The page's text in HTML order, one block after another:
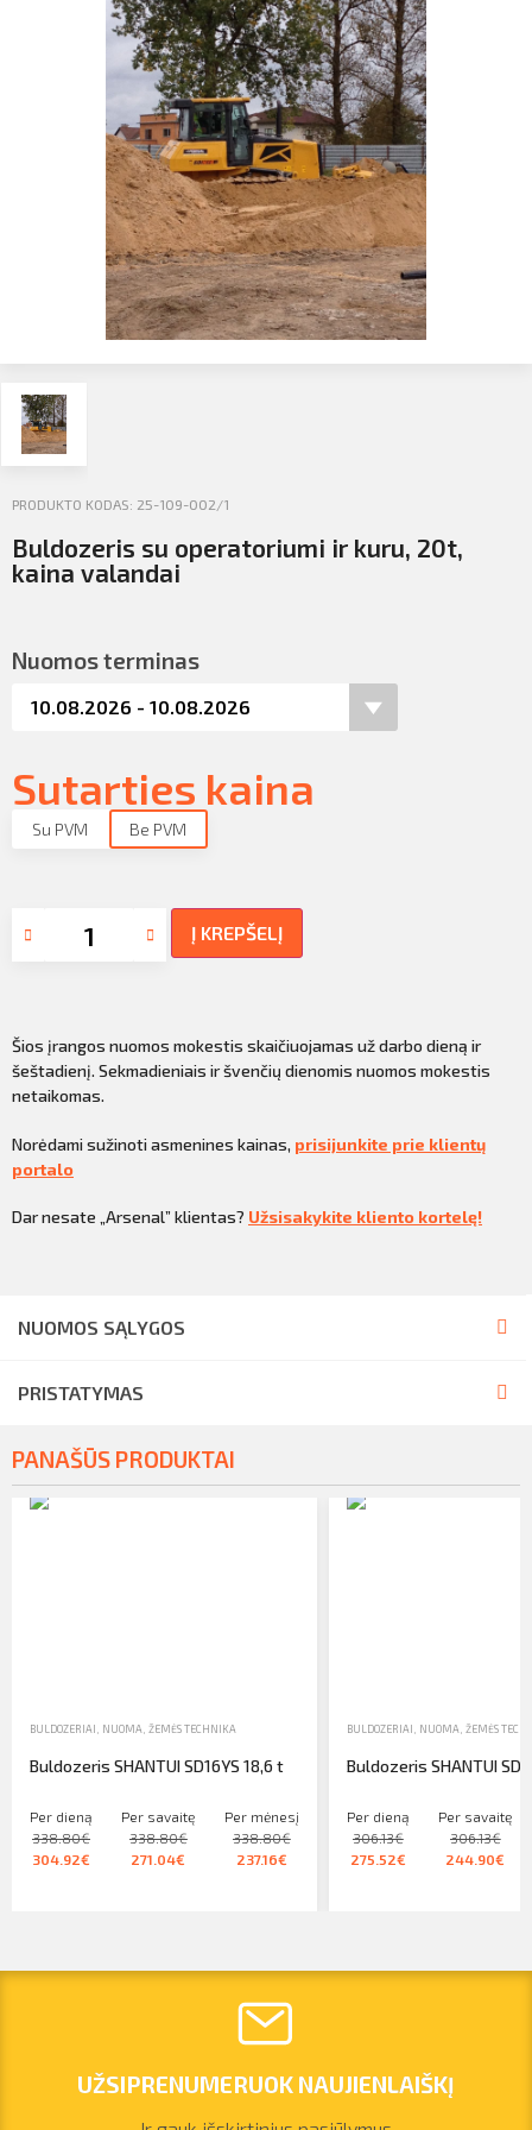
SIŲSTI
PRODUKTO KODAS: 25-109-002/1
Buldozeris su operatoriumi ir kuru, 20t,
kaina valandai
Nuomos terminas
Sutarties kaina
Su PVM Be PVM
Į KREPŠELĮ
Šios įrangos nuomos mokestis skaičiuojamas už darbo dieną ir
šeštadienį. Sekmadieniais ir švenčių dienomis nuomos mokestis
netaikomas.
Norėdami sužinoti asmenines kainas, prisijunkite prie klientų
portalo
Dar nesate „Arsenal” klientas? Užsisakykite kliento kortelę!
NUOMOS SĄLYGOS
PRISTATYMAS
PANAŠŪS PRODUKTAI
BULDOZERIAI NUOMA ŽEMĖS TECHNIKA
Buldozeris SHANTUI SD16YS 18,6 t
Per dieną
338.80€
304.92€
Per savaitę
338.80€
271.04€
Per mėnesį
338.80€
237.16€
BULDOZERIAI NUOMA ŽEMĖS
Buldozeris SHANTUI SD
Per dieną
306.13€
275.52€
Per savaitę
306.13€
244.90€
UŽSIPRENUMERUOK NAUJIENLAIŠKĮ